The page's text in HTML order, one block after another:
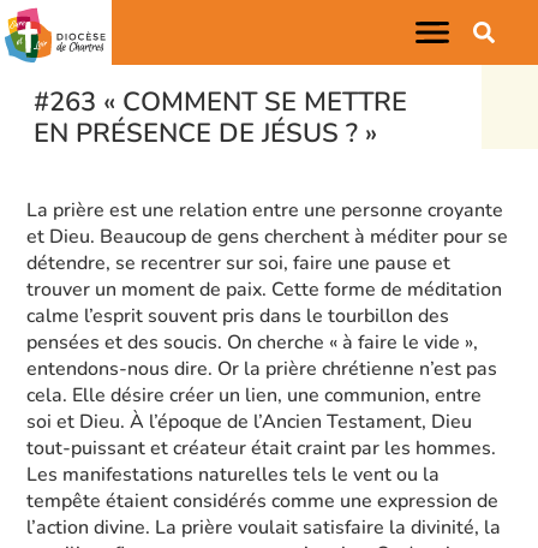
#263 « COMMENT SE METTRE
EN PRÉSENCE DE JÉSUS ? »
La prière est une relation entre une personne croyante
et Dieu. Beaucoup de gens cherchent à méditer pour se
détendre, se recentrer sur soi, faire une pause et
trouver un moment de paix. Cette forme de méditation
calme l’esprit souvent pris dans le tourbillon des
pensées et des soucis. On cherche « à faire le vide »,
entendons-nous dire. Or la prière chrétienne n’est pas
cela. Elle désire créer un lien, une communion, entre
soi et Dieu. À l’époque de l’Ancien Testament, Dieu
tout-puissant et créateur était craint par les hommes.
Les manifestations naturelles tels le vent ou la
tempête étaient considérés comme une expression de
l’action divine. La prière voulait satisfaire la divinité, la